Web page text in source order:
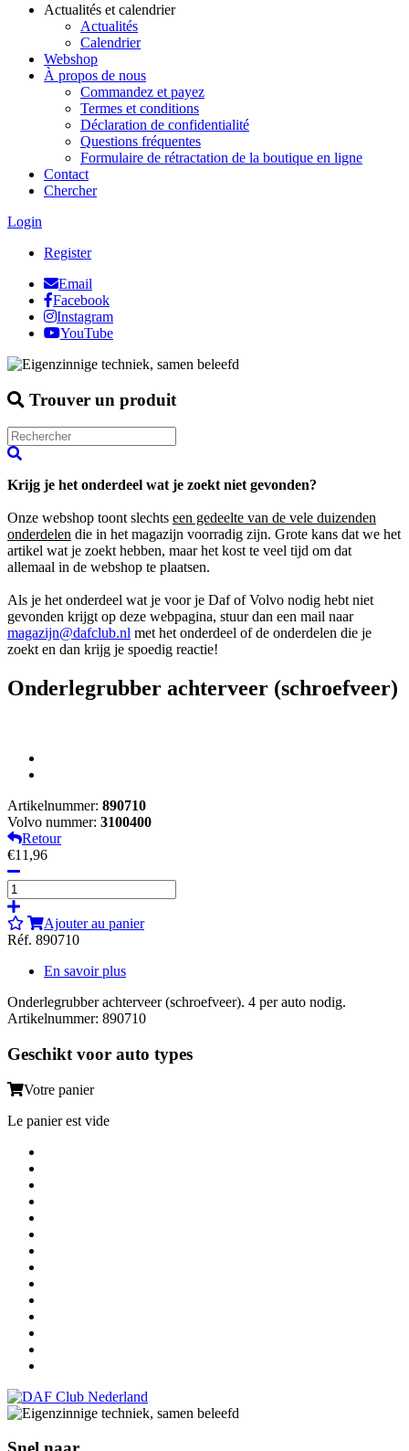
Actualités et calendrier
Actualités
Calendrier
Webshop
À propos de nous
Commandez et payez
Termes et conditions
Déclaration de confidentialité
Questions fréquentes
Formulaire de rétractation de la boutique en ligne
Contact
Chercher
Login
Register
Email
Facebook
Instagram
YouTube
Trouver un produit
Krijg je het onderdeel wat je zoekt niet gevonden?
Onze webshop toont slechts een gedeelte van de vele duizenden
onderdelen die in het magazijn voorradig zijn. Grote kans dat we het
artikel wat je zoekt hebben, maar het kost te veel tijd om dat
allemaal in de webshop te plaatsen.
Als je het onderdeel wat je voor je Daf of Volvo nodig hebt niet
gevonden krijgt op deze webpagina, stuur dan een mail naar
magazijn@dafclub.nl met het onderdeel of de onderdelen die je
zoekt en dan krijg je spoedig reactie!
Onderlegrubber achterveer (schroefveer)
Artikelnummer: 890710
Volvo nummer: 3100400
Retour
€11,96
Ajouter au panier
Réf. 890710
En savoir plus
Onderlegrubber achterveer (schroefveer). 4 per auto nodig.
Artikelnummer: 890710
Geschikt voor auto types
Votre panier
Le panier est vide